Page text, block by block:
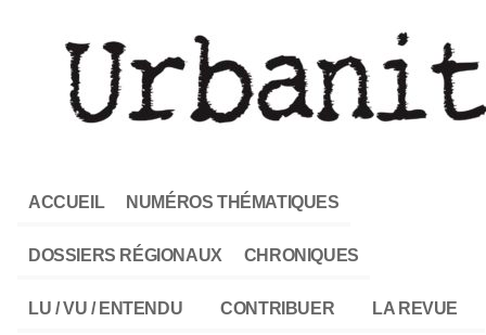
ACCUEIL NUMÉROS THÉMATIQUES
DOSSIERS RÉGIONAUX CHRONIQUES
LU / VU / ENTENDU CONTRIBUER LA REVUE